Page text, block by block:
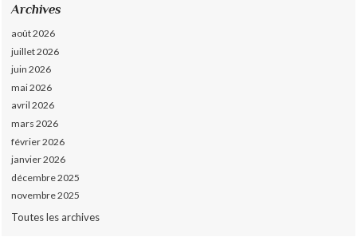
Archives
août 2026
juillet 2026
juin 2026
mai 2026
avril 2026
mars 2026
février 2026
janvier 2026
décembre 2025
novembre 2025
Toutes les archives